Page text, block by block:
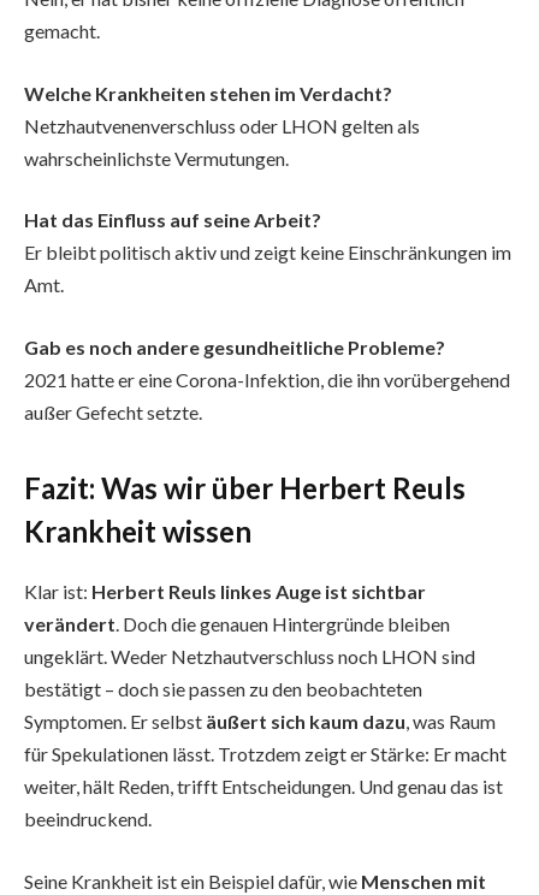
gemacht.
Welche Krankheiten stehen im Verdacht?
Netzhautvenenverschluss oder LHON gelten als
wahrscheinlichste Vermutungen.
Hat das Einfluss auf seine Arbeit?
Er bleibt politisch aktiv und zeigt keine Einschränkungen im
Amt.
Gab es noch andere gesundheitliche Probleme?
2021 hatte er eine Corona-Infektion, die ihn vorübergehend
außer Gefecht setzte.
Fazit: Was wir über Herbert Reuls
Krankheit wissen
Klar ist: Herbert Reuls linkes Auge ist sichtbar
verändert. Doch die genauen Hintergründe bleiben
ungeklärt. Weder Netzhautverschluss noch LHON sind
bestätigt – doch sie passen zu den beobachteten
Symptomen. Er selbst äußert sich kaum dazu, was Raum
für Spekulationen lässt. Trotzdem zeigt er Stärke: Er macht
weiter, hält Reden, trifft Entscheidungen. Und genau das ist
beeindruckend.
Seine Krankheit ist ein Beispiel dafür, wie Menschen mit